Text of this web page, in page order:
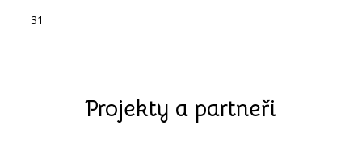
31
Projekty a partneři